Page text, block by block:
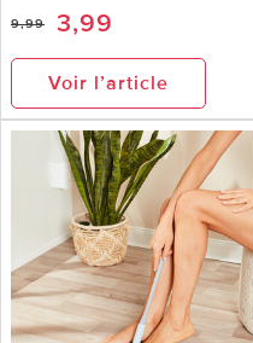
9,99 3,99
Voir l’article